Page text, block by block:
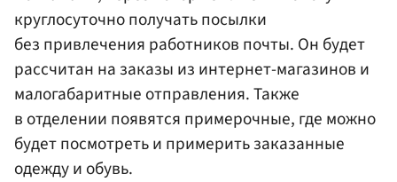
круглосуточно получать посылки
без привлечения работников почты. Он будет
рассчитан на заказы из интернет-магазинов и
малогабаритные отправления. Также
в отделении появятся примерочные, где можно
будет посмотреть и примерить заказанные
одежду и обувь.